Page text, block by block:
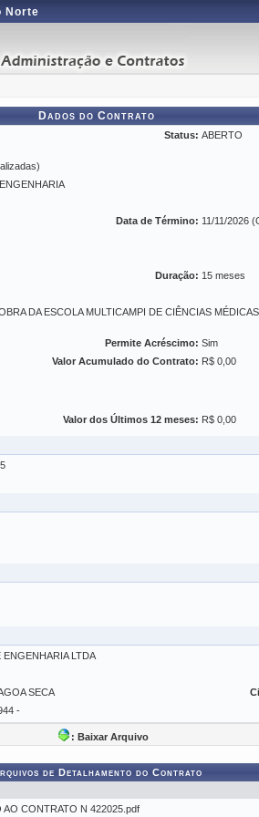
Norte
Dados do Contrato
Status: ABERTO
Data de Término: 11/11/2026
Duração: 15 meses
DA ESCOLA MULTICAMPI DE CIÊNCIAS
Permite Acréscimo: Sim
Valor Acumulado do Contrato: R$ 0,00
Valor dos Últimos 12 meses: R$ 0,00
LTDA
SECA
-
: Baixar Arquivo
de Detalhamento do Contrato
AO CONTRATO N 422025.pdf